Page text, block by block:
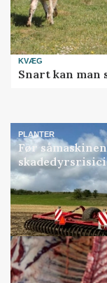
KVÆG
Snart kan
PLANTER
Før
skadedyrsrisici